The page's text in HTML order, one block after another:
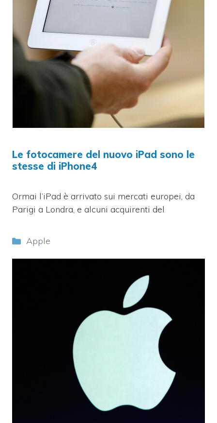
Le fotocamere del nuovo iPad sono le
stesse di iPhone4
Ormai l’iPad è arrivato sui mercati europei, da
Parigi a Londra, e alcuni acquirenti del
Categorie
Apple